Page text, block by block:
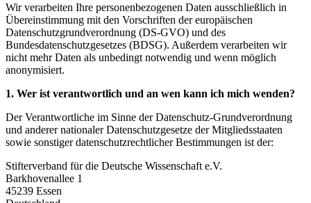
Wir verarbeiten Ihre personenbezogenen Daten ausschließlich in
Übereinstimmung mit den Vorschriften der europäischen
Datenschutzgrundverordnung (DS-GVO) und des
Bundesdatenschutzgesetzes (BDSG). Außerdem verarbeiten wir
nicht mehr Daten als unbedingt notwendig und wenn möglich
anonymisiert.
1. Wer ist verantwortlich und an wen kann ich mich wenden?
Der Verantwortliche im Sinne der Datenschutz-Grundverordnung
und anderer nationaler Datenschutzgesetze der Mitgliedsstaaten
sowie sonstiger datenschutzrechtlicher Bestimmungen ist der:
Stifterverband für die Deutsche Wissenschaft e.V.
Barkhovenallee 1
45239 Essen